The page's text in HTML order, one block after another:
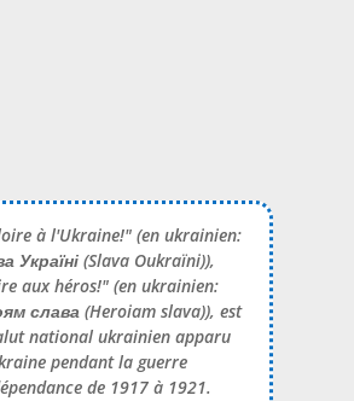
à l'Ukraine!" (en ukrainien:
Україні(Slava Oukraïni)),
aux héros!" (en ukrainien:
слава(Heroiam slava)), est
national ukrainien apparu
pendant la guerre
de 1917 à 1921.